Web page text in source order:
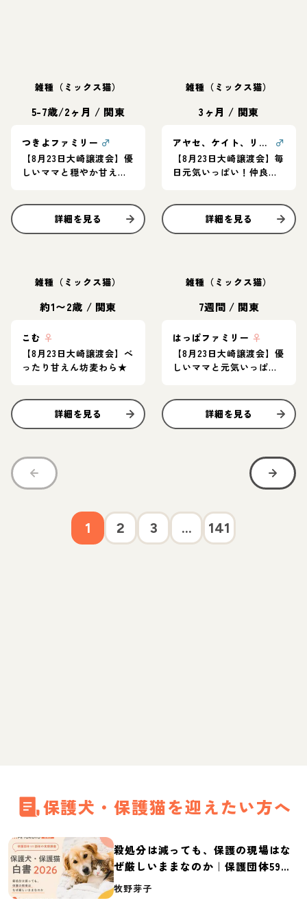
雑種（ミックス猫）
5-7歳/2ヶ月 / 関東
つきよファミリー ♂
【8月23日大崎譲渡会】優
しいママと穏やか甘えん
詳細を見る
雑種（ミックス猫）
3ヶ月 / 関東
アヤセ、ケイト、リツ、アオ
♂
【8月23日大崎譲渡会】毎
日元気いっぱい！仲良し
詳細を見る
雑種（ミックス猫）
約1〜2歳 / 関東
こむ ♀
【8月23日大崎譲渡会】べ
ったり甘えん坊麦わら★
詳細を見る
雑種（ミックス猫）
7週間 / 関東
はっぱファミリー ♀
【8月23日大崎譲渡会】優
しいママと元気いっぱい
詳細を見る
1 2 3 ... 141
保護犬・保護猫を迎えたい方へ
殺処分は減っても、保護の現場はな
ぜ厳しいままなのか｜保護団体59団
体の実態調査【保護犬・保護猫白書
牧野芽子